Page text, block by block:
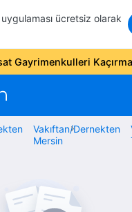
ücretsiz olarak
Gayrimenkulleri
Vakıftan/Dernekten
Mersin